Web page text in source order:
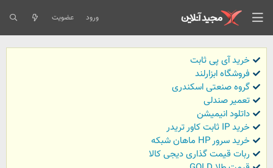
ورود عضویت
خرید آی پی ثابت
فروشگاه ابزارلند
گروه صنعتی اسکندری
تعمیر صندلی
داتلود انیمیشن
خرید IP ثابت کاور تریدر
خرید سرور HP ماهان شبکه
ربات قیمت گذاری دیجی کالا